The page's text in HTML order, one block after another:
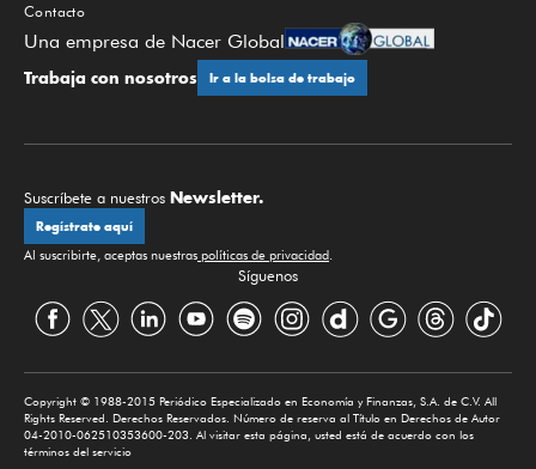
Contacto
Una empresa de Nacer Global
Trabaja con nosotros Ir a la bolsa de trabajo
Suscríbete a nuestros Newsletter.
Regístrate aquí
Al suscribirte, aceptas nuestras políticas de privacidad.
Síguenos
Copyright © 1988-2015 Periódico Especializado en Economía y Finanzas, S.A. de C.V. All
Rights Reserved. Derechos Reservados. Número de reserva al Título en Derechos de Autor
04-2010-062510353600-203. Al visitar esta página, usted está de acuerdo con los
términos del servicio